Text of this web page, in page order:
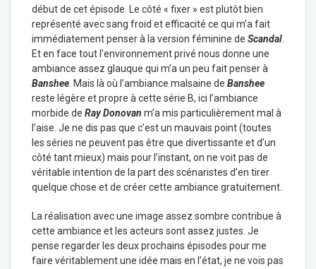
début de cet épisode. Le côté « fixer » est plutôt bien
représenté avec sang froid et efficacité ce qui m’a fait
immédiatement penser à la version féminine de Scandal
Et en face tout l’environnement privé nous donne une
ambiance assez glauque qui m’a un peu fait penser à
Banshee . Mais là où l’ambiance malsaine de Banshee
reste légère et propre à cette série B, ici l’ambiance
morbide de Ray Donovan m’a mis particulièrement mal à
l’aise. Je ne dis pas que c’est un mauvais point (toutes
les séries ne peuvent pas être que divertissante et d’un
côté tant mieux) mais pour l’instant, on ne voit pas de
véritable intention de la part des scénaristes d’en tirer
quelque chose et de créer cette ambiance gratuitement.
La réalisation avec une image assez sombre contribue à
cette ambiance et les acteurs sont assez justes. Je
pense regarder les deux prochains épisodes pour me
faire véritablement une idée mais en l’état, je ne vois pas